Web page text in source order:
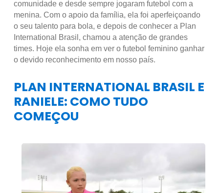
comunidade e desde sempre jogaram futebol com a
menina. Com o apoio da família, ela foi aperfeiçoando
o seu talento para bola, e depois de conhecer a Plan
International Brasil, chamou a atenção de grandes
times. Hoje ela sonha em ver o futebol feminino ganhar
o devido reconhecimento em nosso país.
PLAN INTERNATIONAL BRASIL E
RANIELE: COMO TUDO
COMEÇOU